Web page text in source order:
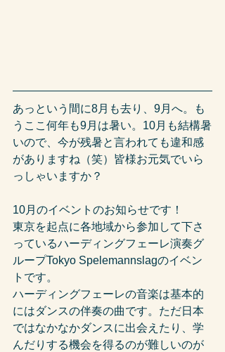
あっという間に8月も去り、9月へ。も
うここ何年も9月は暑い。10月も結構暑
いので、今が残暑と言われても違和感
がありますね（笑）皆様お元気でいら
っしゃいますか？
10月のイベントのお知らせです！
東京を起点に各地域から参加して下さ
っているハーディングフェーレ演奏グ
ループTokyo Spelemannslagのイベン
トです。
ハーディングフェーレの音楽は基本的
にはダンスの伴奏の曲です。ただ日本
ではなかなかダンスに出会えたり、学
んだりする機会を得るのが難しいのが